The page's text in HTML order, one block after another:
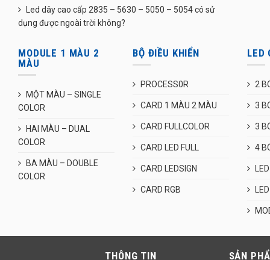
Led dây cao cấp 2835 – 5630 – 5050 – 5054 có sử
dụng được ngoài trời không?
MODULE 1 MÀU 2
MÀU
MỘT MÀU – SINGLE
COLOR
HAI MÀU – DUAL
COLOR
BA MÀU – DOUBLE
COLOR
BỘ ĐIỀU KHIỂN
PROCESS0R
CARD 1 MÀU 2 MÀU
CARD FULLCOLOR
CARD LED FULL
CARD LEDSIGN
CARD RGB
LED
2
3
3
4
THÔNG TIN SẢN